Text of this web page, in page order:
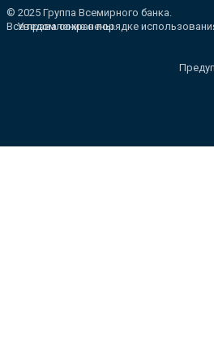
© 2025 Группа Всемирного банка.
Все права сохранены.
Уведомление о порядке